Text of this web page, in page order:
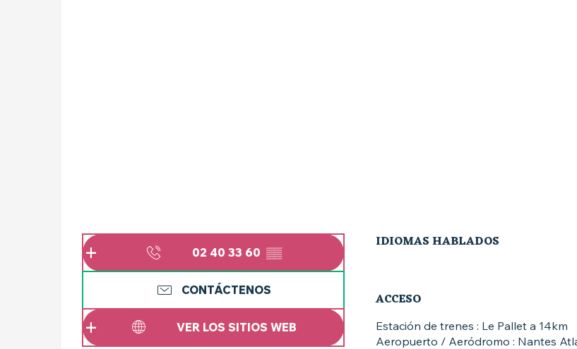
02 40 33 60 ▒▒
CONTÁCTENOS
VER LOS SITIOS WEB
IDIOMAS HABLADOS
IDIOMAS HABLADOS
ACCESO
ACCESO
Estación de trenes : Le Pallet a 14km
Aeropuerto / Aeródromo : Nantes